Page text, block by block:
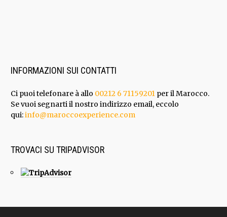
INFORMAZIONI SUI CONTATTI
Ci puoi telefonare à allo 00212 6 71159201 per il Marocco.
Se vuoi segnarti il nostro indirizzo email, eccolo
qui:info@maroccoexperience.com
TROVACI SU TRIPADVISOR